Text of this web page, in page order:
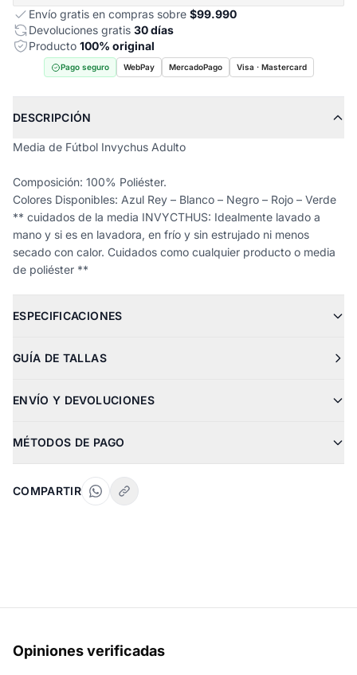
Envío gratis en compras sobre $99.990
Devoluciones gratis 30 días
Producto 100% original
Pago seguro WebPay MercadoPago Visa · Mastercard
DESCRIPCIÓN
Media de Fútbol Invychus Adulto
Composición: 100% Poliéster.
Colores Disponibles: Azul Rey – Blanco – Negro – Rojo – Verde
** cuidados de la media INVYCTHUS: Idealmente lavado a
mano y si es en lavadora, en frío y sin estrujado ni menos
secado con calor. Cuidados como cualquier producto o media
de poliéster **
ESPECIFICACIONES
GUÍA DE TALLAS
ENVÍO Y DEVOLUCIONES
MÉTODOS DE PAGO
COMPARTIR
Opiniones verificadas